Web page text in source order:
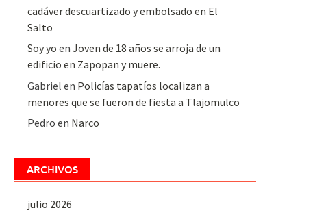
cadáver descuartizado y embolsado en El
Salto
Soy yo en Joven de 18 años se arroja de un
edificio en Zapopan y muere.
Gabriel en Policías tapatíos localizan a
menores que se fueron de fiesta a Tlajomulco
Pedro en Narco
ARCHIVOS
julio 2026